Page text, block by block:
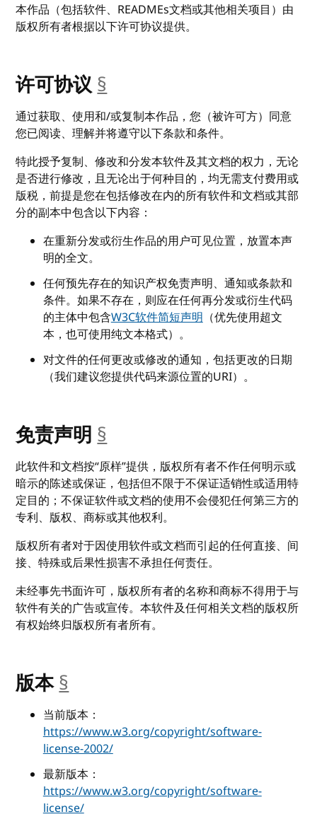
本作品（包括软件、READMEs文档或其他相关项目）由
版权所有者根据以下许可协议提供。
许可协议§
通过获取、使用和/或复制本作品，您（被许可方）同意
您已阅读、理解并将遵守以下条款和条件。
特此授予复制、修改和分发本软件及其文档的权力，无论
是否进行修改，且无论出于何种目的，均无需支付费用或
版税，前提是您在包括修改在内的所有软件和文档或其部
分的副本中包含以下内容：
在重新分发或衍生作品的用户可见位置，放置本声
明的全文。
任何预先存在的知识产权免责声明、通知或条款和
条件。如果不存在，则应在任何再分发或衍生代码
的主体中包含W3C软件简短声明（优先使用超文
本，也可使用纯文本格式）。
对文件的任何更改或修改的通知，包括更改的日期
（我们建议您提供代码来源位置的URI）。
免责声明 §
此软件和文档按“原样”提供，版权所有者不作任何明示或
暗示的陈述或保证，包括但不限于不保证适销性或适用特
定目的；不保证软件或文档的使用不会侵犯任何第三方的
专利、版权、商标或其他权利。
版权所有者对于因使用软件或文档而引起的任何直接、间
接、特殊或后果性损害不承担任何责任。
未经事先书面许可，版权所有者的名称和商标不得用于与
软件有关的广告或宣传。本软件及任何相关文档的版权所
有权始终归版权所有者所有。
版本§
当前版本：
https://www.w3.org/copyright/software-
license-2002/
最新版本：
https://www.w3.org/copyright/software-
license/